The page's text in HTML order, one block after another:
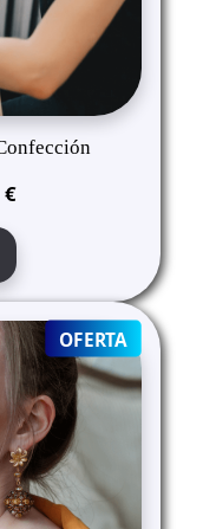
€.
€El
actual
90,00 €.
OFERTA
ON
SALE